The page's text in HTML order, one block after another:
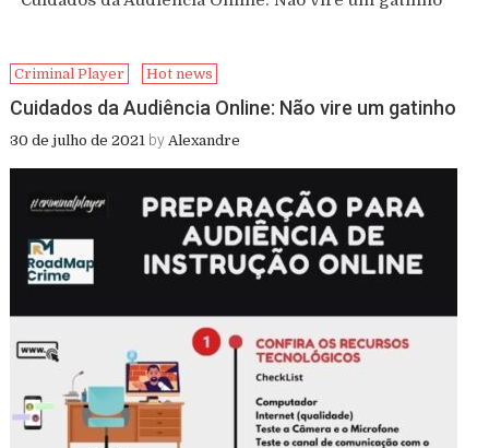
Criminal Player Hot news
Cuidados da Audiência Online: Não vire um gatinho
30 de julho de 2021 by Alexandre